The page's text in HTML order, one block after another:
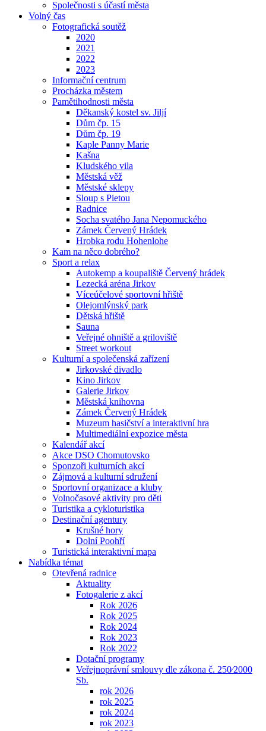
Společnosti s účastí města
Volný čas
Fotografická soutěž
2020
2021
2022
2023
Informační centrum
Procházka městem
Pamětihodnosti města
Děkanský kostel sv. Jiljí
Dům čp. 15
Dům čp. 19
Kaple Panny Marie
Kašna
Kludského vila
Městská věž
Městské sklepy
Sloup s Pietou
Radnice
Socha svatého Jana Nepomuckého
Zámek Červený Hrádek
Hrobka rodu Hohenlohe
Kam na něco dobrého?
Sport a relax
Autokemp a koupaliště Červený hrádek
Lezecká aréna Jirkov
Víceúčelové sportovní hřiště
Olejomlýnský park
Dětská hřiště
Sauna
Veřejné ohniště a griloviště
Street workout
Kulturní a společenská zařízení
Jirkovské divadlo
Kino Jirkov
Galerie Jirkov
Městská knihovna
Zámek Červený Hrádek
Muzeum hasičství a interaktivní hra
Multimediální expozice města
Kalendář akcí
Akce DSO Chomutovsko
Sponzoři kulturních akcí
Zájmová a kulturní sdružení
Sportovní organizace a kluby
Volnočasové aktivity pro děti
Turistika a cykloturistika
Destinační agentury
Krušné hory
Dolní Poohří
Turistická interaktivní mapa
Nabídka témat
Otevřená radnice
Aktuality
Fotogalerie z akcí
Rok 2026
Rok 2025
Rok 2024
Rok 2023
Rok 2022
Dotační programy
Veřejnoprávní smlouvy dle zákona č. 250⁄2000
Sb.
rok 2026
rok 2025
rok 2024
rok 2023